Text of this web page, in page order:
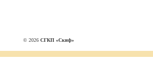
© 2026 СГКП «Скиф»